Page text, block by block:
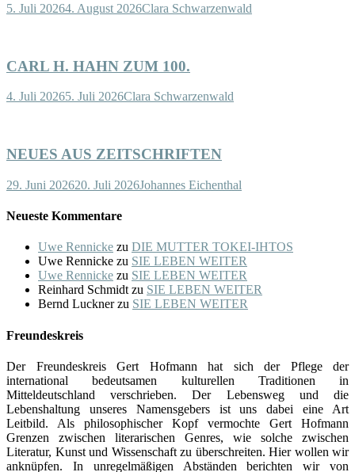
5. Juli 20264. August 2026Clara Schwarzenwald
CARL H. HAHN ZUM 100.
4. Juli 20265. Juli 2026Clara Schwarzenwald
NEUES AUS ZEITSCHRIFTEN
29. Juni 202620. Juli 2026Johannes Eichenthal
Neueste Kommentare
Uwe Rennicke zu DIE MUTTER TOKEI-IHTOS
Uwe Rennicke zu SIE LEBEN WEITER
Uwe Rennicke zu SIE LEBEN WEITER
Reinhard Schmidt zu SIE LEBEN WEITER
Bernd Lucknerzu SIE LEBEN WEITER
Freundeskreis
Der Freundeskreis Gert Hofmann hat sich der Pflege der
international bedeutsamen kulturellen Traditionen in
Mitteldeutschland verschrieben. Der Lebensweg und die
Lebenshaltung unseres Namensgebers ist uns dabei eine Art
Leitbild. Als philosophischer Kopf vermochte Gert Hofmann
Grenzen zwischen literarischen Genres, wie solche zwischen
Literatur, Kunst und Wissenschaft zu überschreiten. Hier wollen wir
anknüpfen. In unregelmäßigen Abständen berichten wir von